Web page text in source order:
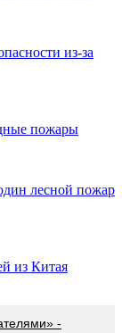
из-за
пожары
лесной пожар
из Китая
-